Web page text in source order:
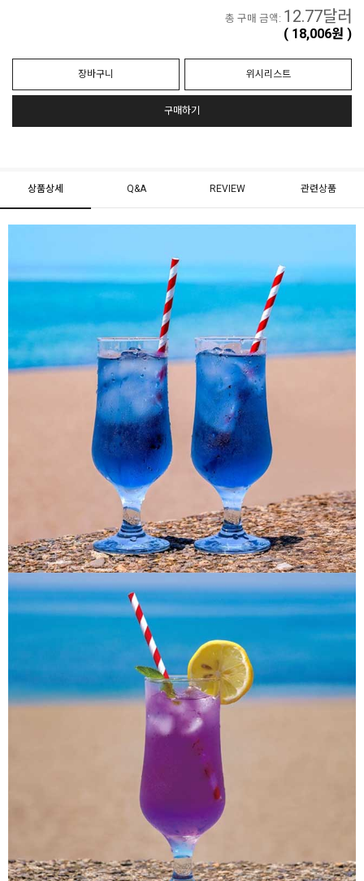
총 구매 금액: 12.77달러
( 18,006원 )
장바구니 위시리스트
구매하기
상품상세 Q&A REVIEW 관련상품